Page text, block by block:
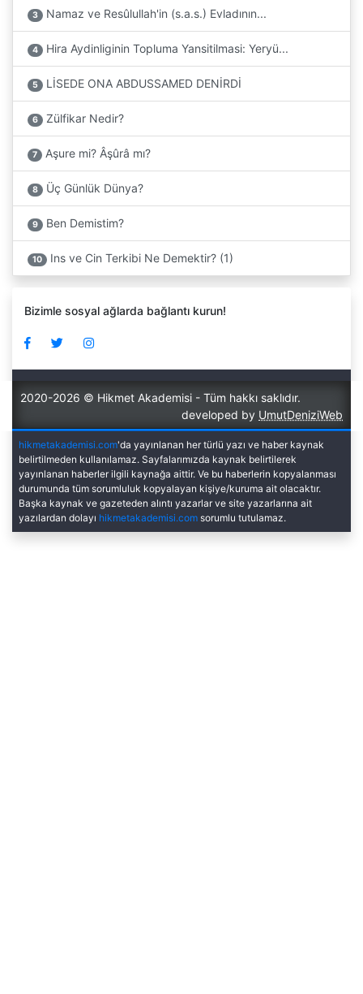
3 Namaz ve Resûlullah'in (s.a.s.) Evladının...
4 Hira Aydinliginin Topluma Yansitilmasi: Yeryü...
5 LİSEDE ONA ABDUSSAMED DENİRDİ
6 Zülfikar Nedir?
7 Aşure mi? Âşûrâ mı?
8 Üç Günlük Dünya?
9 Ben Demistim?
10 Ins ve Cin Terkibi Ne Demektir? (1)
Bizimle sosyal ağlarda bağlantı kurun!
2020-2026 © Hikmet Akademisi - Tüm hakkı saklıdır.
developed by UmutDeniziWeb
hikmetakademisi.com'da yayınlanan her türlü yazı ve haber kaynak
belirtilmeden kullanılamaz. Sayfalarımızda kaynak belirtilerek
yayınlanan haberler ilgili kaynağa aittir. Ve bu haberlerin kopyalanması
durumunda tüm sorumluluk kopyalayan kişiye/kuruma ait olacaktır.
Başka kaynak ve gazeteden alıntı yazarlar ve site yazarlarına ait
yazılardan dolayı hikmetakademisi.com sorumlu tutulamaz.